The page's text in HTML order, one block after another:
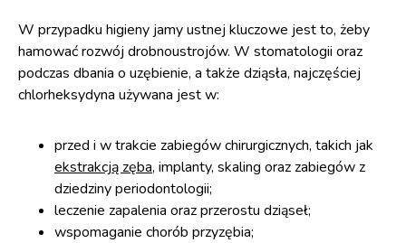
W przypadku higieny jamy ustnej kluczowe jest to, żeby
hamować rozwój drobnoustrojów. W stomatologii oraz
podczas dbania o uzębienie, a także dziąsła, najczęściej
chlorheksydyna używana jest w:
przed i w trakcie zabiegów chirurgicznych, takich jak
ekstrakcją zęba, implanty, skaling oraz zabiegów z
dziedziny periodontologii;
leczenie zapalenia oraz przerostu dziąseł;
wspomaganie chorób przyzębia;